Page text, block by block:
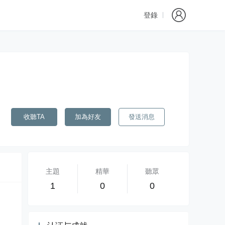
登錄
收聽TA 加為好友 發送消息
主題
1
精華
0
聽眾
0